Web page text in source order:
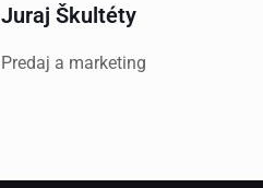
Juraj Škultéty
Predaj a marketing